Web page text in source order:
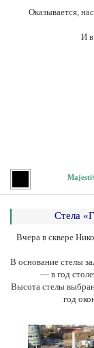
Оказывается,
И в
Стела
Вчера в сквере
В основание стелы
— в год
Высота стелы
год